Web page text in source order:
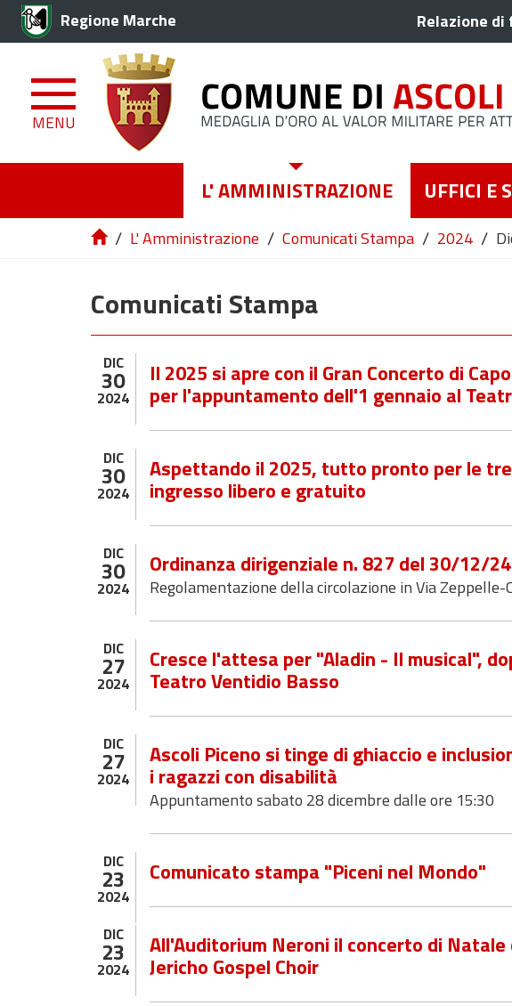
Regione Marche Relazione
MENU
L' AMMINISTRAZIONE UFFICI E
/ L' Amministrazione / Comunicati Stampa / 2024 /
Comunicati Stampa
DIC
30
2024
Il 2025 si apre con il Gran Concerto di
per l'appuntamento dell'1 gennaio al
DIC
30
2024
Aspettando il 2025, tutto pronto per le
ingresso libero e gratuito
DIC
30
2024
Ordinanza dirigenziale n. 827 del 30/12/24
Regolamentazione della circolazione in Via
DIC
27
2024
Cresce l'attesa per "Aladin - Il musical",
Teatro Ventidio Basso
DIC
27
2024
Ascoli Piceno si tinge di ghiaccio e
i ragazzi con disabilità
Appuntamento sabato 28 dicembre dalle ore 15:30
DIC
23
2024
Comunicato stampa "Piceni nel Mondo"
DIC
23
2024
All'Auditorium Neroni il concerto di
Jericho Gospel Choir